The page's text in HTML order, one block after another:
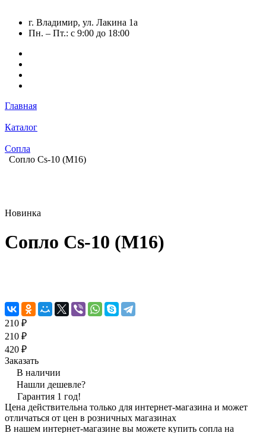
г. Владимир, ул. Лакина 1а
Пн. – Пт.: с 9:00 до 18:00
Главная
Каталог
Сопла
Сопло Cs-10 (M16)
Новинка
Сопло Cs-10 (M16)
210 ₽
210 ₽
420 ₽
Заказать
В наличии
Нашли дешевле?
Гарантия 1 год!
Цена действительна только для интернет-магазина и может
отличаться от цен в розничных магазинах
В нашем интернет-магазине вы можете купить сопла на